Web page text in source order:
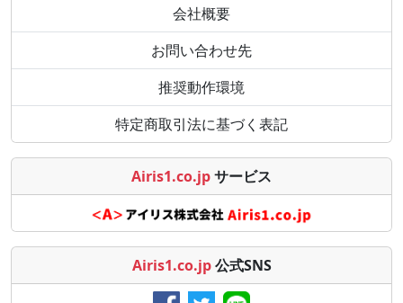
会社概要
お問い合わせ先
推奨動作環境
特定商取引法に基づく表記
Airis1.co.jpサービス
Airis1.co.jp 公式SNS